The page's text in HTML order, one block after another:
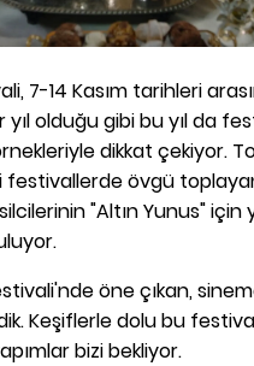
7-14 Kasım tarihleri
yıl olduğu gibi bu yıl da
dikkat çekiyor.
festivallerde övgü
"Altın Yunus" için
öne çıkan,
Keşiflerle dolu bu
bizi bekliyor.